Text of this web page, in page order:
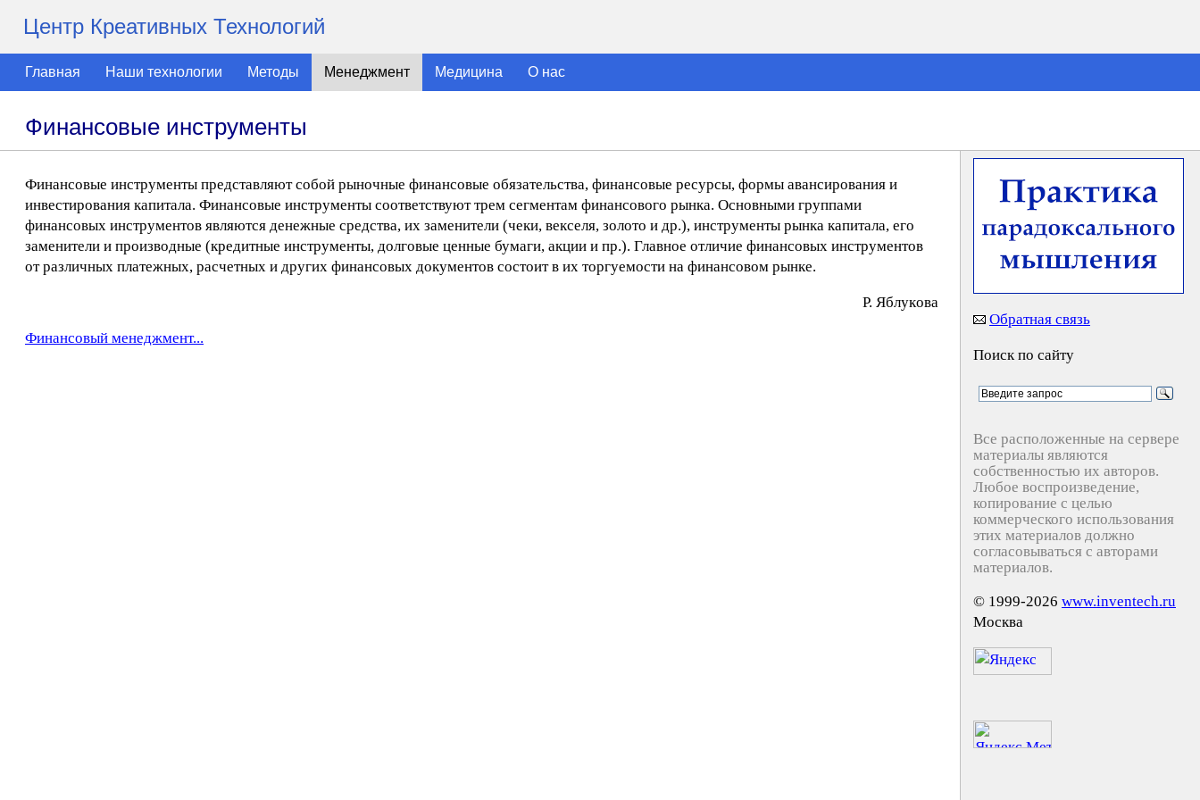
Центр Креативных Технологий
Главная Наши технологии Методы Менеджмент Медицина О нас
Финансовые инструменты
Финансовые инструменты представляют собой рыночные финансовые обязательства, финансовые ресурсы, формы авансирования и
инвестирования капитала. Финансовые инструменты соответствуют трем сегментам финансового рынка. Основными группами
финансовых инструментов являются денежные средства, их заменители (чеки, векселя, золото и др.), инструменты рынка капитала, его
заменители и производные (кредитные инструменты, долговые ценные бумаги, акции и пр.). Главное отличие финансовых инструментов
от различных платежных, расчетных и других финансовых документов состоит в их торгуемости на финансовом рынке.
P. Яблyкoвa
Финансовый менеджмент...
Обратная связь
Поиск по сайту
Все расположенные на сервере
материалы являются
собственностью их авторов.
Любое воспроизведение,
копирование с целью
коммерческого использования
этих материалов должно
согласовываться с авторами
материалов.
© 1999-2026 www.inventech.ru
Москва